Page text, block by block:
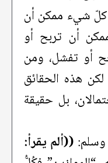
كلّ شيء ممكن أن
أن تربح أو
أو تفشل، ومن
هذه الحقائق
بل حقيقة
وسلم: ((ألم يقرأ: